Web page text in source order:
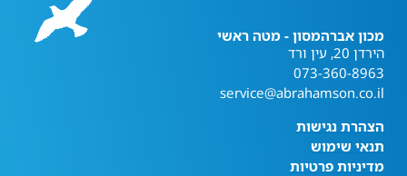
מכון אברהמסון - מטה ראשי
הירדן 20, עין ורד
073-360-8963
service@abrahamson.co.il
הצהרת נגישות
תנאי שימוש
מדיניות פרטיות